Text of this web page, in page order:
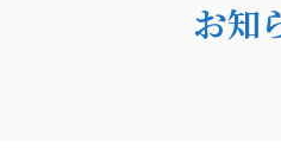
お知